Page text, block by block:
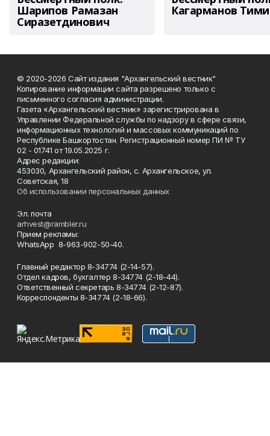
Шарипов Рамазан
Сиразетдинович
Кагарманов
© 2020-2026 Сайт издания "Архангельский вестник"
Копирование информации сайта разрешено только с
письменного согласия администрации.
Газета «Архангельский вестник» зарегистрирована в
Управлении Федеральной службы по надзору в сфере связи,
информационных технологий и массовых коммуникаций по
Республике Башкортостан. Регистрационный номер ПИ № ТУ
02 - 01741 от 19.05.2025 г.
Адрес редакции:
453030, Архангельский район, с. Архангельское, ул.
Советская, 18
Об использовании персональных данных
Эл. почта
arhvest@rambler.ru
Прием рекламы:
WhatsApp 8-963-902-50-40.
Главный редактор 8-34774 (2-14-57).
Отдел кадров, бухгалтер 8-34774 (2-18-44).
Ответственный секретарь 8-34774 (2-12-87).
Корреспонденты 8-34774 (2-18-66).